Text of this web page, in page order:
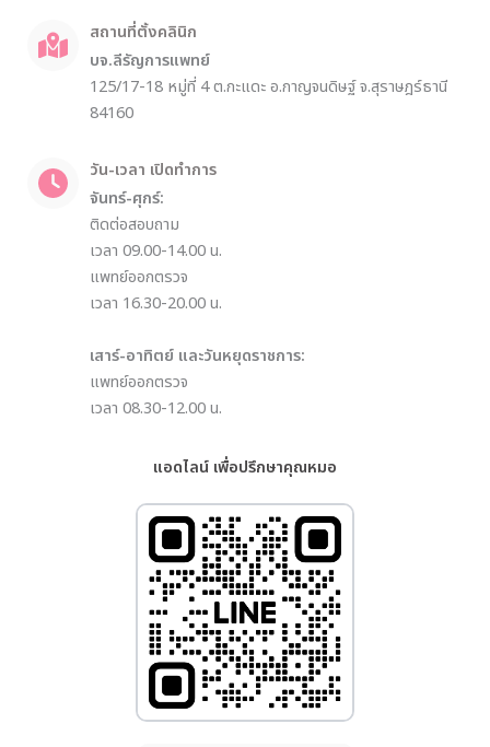
สถานที่ตั้งคลินิก
บจ.ลีรัญการแพทย์
125/17-18 หมู่ที่ 4 ต.กะแดะ อ.กาญจนดิษฐ์ จ.สุราษฎร์ธานี
84160
วัน-เวลา เปิดทำการ
จันทร์-ศุกร์:
ติดต่อสอบถาม
เวลา 09.00-14.00 น.
แพทย์ออกตรวจ
เวลา 16.30-20.00 น.
เสาร์-อาทิตย์ และวันหยุดราชการ:
แพทย์ออกตรวจ
เวลา 08.30-12.00 น.
แอดไลน์ เพื่อปรึกษาคุณหมอ